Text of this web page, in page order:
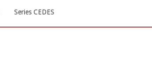
Series CEDES